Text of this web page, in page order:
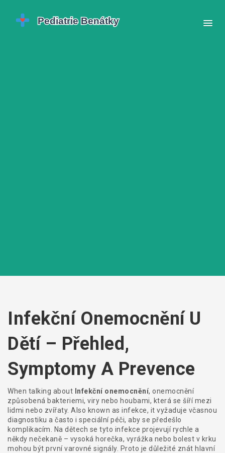
Infekční Onemocnění U
Dětí – Přehled,
Symptomy A Prevence
When talking about Infekční onemocnění, onemocnění
způsobená bakteriemi, viry nebo houbami, která se šíří mezi
lidmi nebo zvířaty. Also known as infekce, it vyžaduje včasnou
diagnostiku a často i speciální péči, aby se předešlo
komplikacím
Na dětech se tyto infekce projevují rychle a
někdy nečekaně – vysoká horečka, vyrážka nebo bolest v krku
mohou být první varovné signály. Proto je důležité znát hlavní